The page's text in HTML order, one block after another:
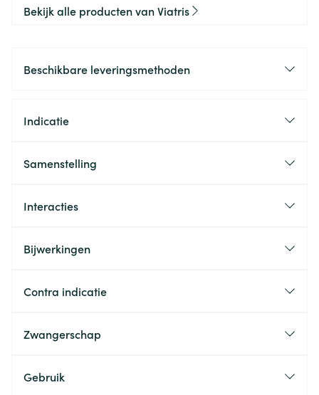
Bekijk alle producten van Viatris
Beschikbare leveringsmethoden
Indicatie
Samenstelling
Interacties
Bijwerkingen
Contra indicatie
Zwangerschap
Gebruik